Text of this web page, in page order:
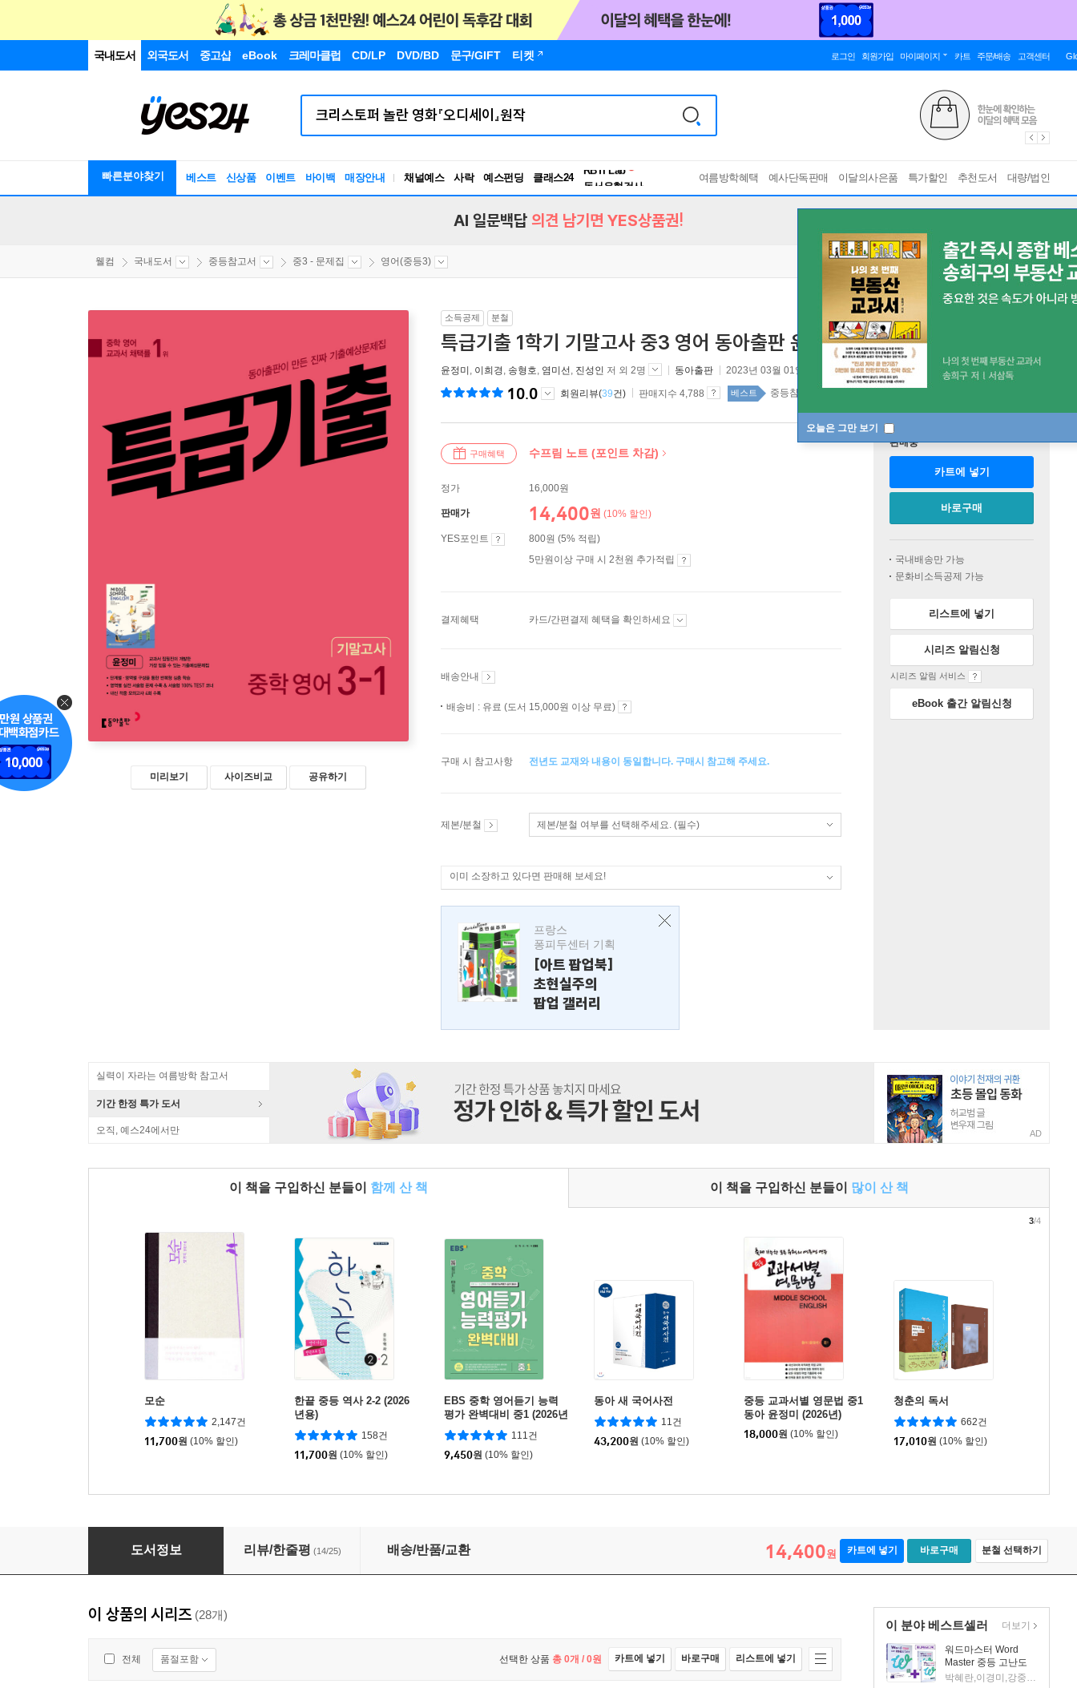
국내도서 외국도서 중고샵 eBook 크레마클럽 CD/LP DVD/BD 문구/GIFT 티켓 로그인 회원가입 마이페이지 카트 주문/배송 고객센터
빠른분야찾기 베스트 신상품 이벤트 바이백 매장안내 채널예스 사락 예스펀딩 클래스24
독서유형검사
여름방학혜택 예사단독판매 이달의사은품 특가할인 추천도서 대량/법인
오늘은 그만 보기
AI 일문백답 의견 남기면 YES상품권!
웰컴 국내도서 중등참고서 중3 - 문제집 영어(중등3)
미리보기 사이즈비교 공유하기
소득공제 분철
특급기출 1학기 기말고사 중3 영어 동아출판 윤정미 (2026년용)
윤정미 , 이희경, 송형호, 염미선 , 진성인 저 외 2명 동아출판 2023년 03월 01일
10.0 회원리뷰(39건) 판매지수 4,788 베스트 중등참고서 top20 1주
구매혜택 수프림 노트 (포인트 차감)
정가 16,000원
판매가 14,400원 (10% 할인)
YES포인트
800원 (5% 적립)
5만원이상 구매 시 2천원 추가적립
결제혜택 카드/간편결제 혜택을 확인하세요
배송안내
배송비 : 유료 (도서 15,000원 이상 무료)
구매 시 참고사항 전년도 교재와 내용이 동일합니다. 구매시 참고해 주세요.
제본/분철 제본/분철 여부를 선택해주세요. (필수)
이미 소장하고 있다면 판매해 보세요!
프랑스
퐁피두센터 기획
[아트 팝업북]
초현실주의
팝업 갤러리
판매중
카트에 넣기
바로구매
국내배송만 가능
문화비소득공제 가능
리스트에 넣기
시리즈 알림신청
시리즈 알림 서비스
eBook 출간 알림신청
실력이 자라는 여름방학 참고서
기간 한정 특가 도서
오직, 예스24에서만 AD
이 책을 구입하신 분들이 함께 산 책 이 책을 구입하신 분들이 많이 산 책
모순
2,147건
11,700원 (10% 할인)
한끝 중등 역사 2-2 (2026
년용)
158건
11,700원 (10% 할인)
EBS 중학 영어듣기 능력
평가 완벽대비 중1 (2026년
용)
111건
9,450원 (10% 할인)
동아 새 국어사전
11건
43,200원 (10% 할인)
중등 교과서별 영문법 중1
동아 윤정미 (2026년)
18,000원 (10% 할인)
청춘의 독서
662건
17,010원 (10% 할인)
3/4
특급기출 1학기 기말고사 중3 영어 동아출판 윤정미 (2026년용)
도서정보 리뷰/한줄평 (14/25) 배송/반품/교환 14,400원 카트에 넣기 바로구매 분철 선택하기
이 분야 베스트셀러
워드마스터 Word
Master 중등 고난도
박혜란,이경미,강중원,박정연,최은경,조은정,홍석현,이윤정 공저
더보기
이 상품의 시리즈 (28개)
전체 품절포함 선택한 상품 총 0개 / 0원 카트에 넣기 바로구매 리스트에 넣기